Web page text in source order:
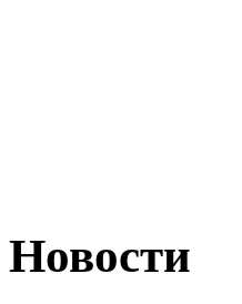
Новости